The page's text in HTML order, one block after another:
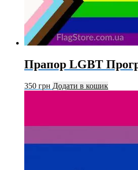
Прапор LGBT
350 грн Додати в кошик